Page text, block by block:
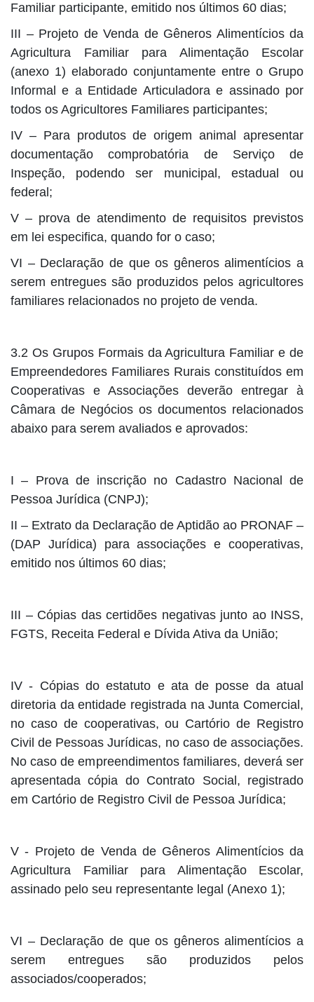
Familiar participante, emitido nos últimos 60 dias;
III – Projeto de Venda de Gêneros Alimentícios da
Agricultura Familiar para Alimentação Escolar
(anexo 1) elaborado conjuntamente entre o Grupo
Informal e a Entidade Articuladora e assinado por
todos os Agricultores Familiares participantes;
IV – Para produtos de origem animal apresentar
documentação comprobatória de Serviço de
Inspeção, podendo ser municipal, estadual ou
federal;
V – prova de atendimento de requisitos previstos
em lei especifica, quando for o caso;
VI – Declaração de que os gêneros alimentícios a
serem entregues são produzidos pelos agricultores
familiares relacionados no projeto de venda.
3.2 Os Grupos Formais da Agricultura Familiar e de
Empreendedores Familiares Rurais constituídos em
Cooperativas e Associações deverão entregar à
Câmara de Negócios os documentos relacionados
abaixo para serem avaliados e aprovados:
I – Prova de inscrição no Cadastro Nacional de
Pessoa Jurídica (CNPJ);
II – Extrato da Declaração de Aptidão ao PRONAF –
(DAP Jurídica) para associações e cooperativas,
emitido nos últimos 60 dias;
III – Cópias das certidões negativas junto ao INSS,
FGTS, Receita Federal e Dívida Ativa da União;
IV - Cópias do estatuto e ata de posse da atual
diretoria da entidade registrada na Junta Comercial,
no caso de cooperativas, ou Cartório de Registro
Civil de Pessoas Jurídicas, no caso de associações.
No caso de empreendimentos familiares, deverá ser
apresentada cópia do Contrato Social, registrado
em Cartório de Registro Civil de Pessoa Jurídica;
V - Projeto de Venda de Gêneros Alimentícios da
Agricultura Familiar para Alimentação Escolar,
assinado pelo seu representante legal (Anexo 1);
VI – Declaração de que os gêneros alimentícios a
serem entregues são produzidos pelos
associados/cooperados;